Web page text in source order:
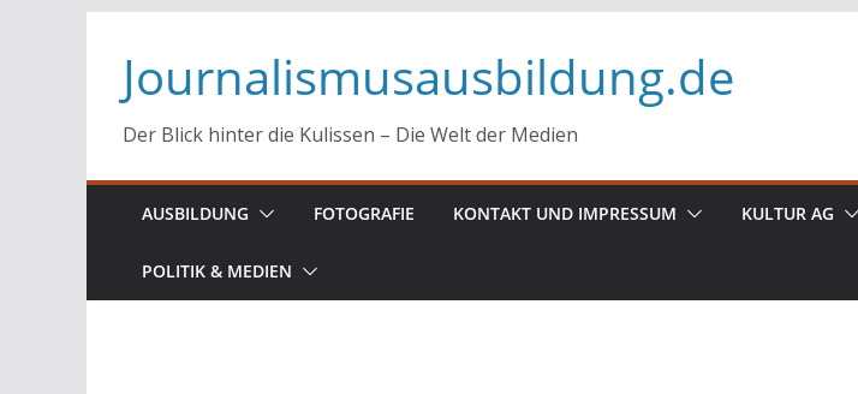
Inhalt
springen
Journalismusausbildung.de
Der Blick hinter die Kulissen – Die Welt der Medien
AUSBILDUNG FOTOGRAFIE KONTAKT UND IMPRESSUM KULTUR AG
POLITIK & MEDIEN